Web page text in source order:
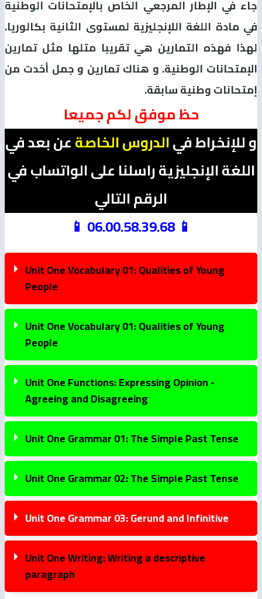
جاء في الإطار المرجعي الخاص بالإمتحانات الوطنية
في مادة اللغة اللإنجليزية لمستوى الثانية بكالوريا.
لهذا فهذه التمارين هي تقريبا متلها مثل تمارين
الإمتحانات الوطنية. و هناك تمارين و جمل أخدت من
إمتحانات وطنية سابقة.
حظ موفق لكم جميعا
و للإنخراط فيالدروس الخاصةعن بعد في
اللغة الإنجليزية راسلنا على الواتساب في
الرقم التالي
📱 06.00.58.39.68 📱
Unit One Vocabulary 01: Qualities of Young
People
Unit One Vocabulary 01: Qualities of Young
People
Unit One Functions: Expressing Opinion -
Agreeing and Disagreeing
Unit One Grammar 01: The Simple Past Tense
Unit One Grammar 02: The Simple Past Tense
Unit One Grammar 03: Gerund and Infinitive
Unit One Writing: Writing a descriptive
paragraph